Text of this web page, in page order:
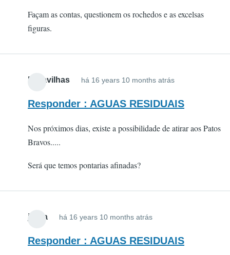
Façam as contas, questionem os rochedos e as excelsas
figuras.
Maravilhas há 16 years 10 months atrás
Responder : AGUAS RESIDUAIS
Nos próximos dias, existe a possibilidade de atirar aos Patos
Bravos.....
Será que temos pontarias afinadas?
jsilva há 16 years 10 months atrás
Responder : AGUAS RESIDUAIS